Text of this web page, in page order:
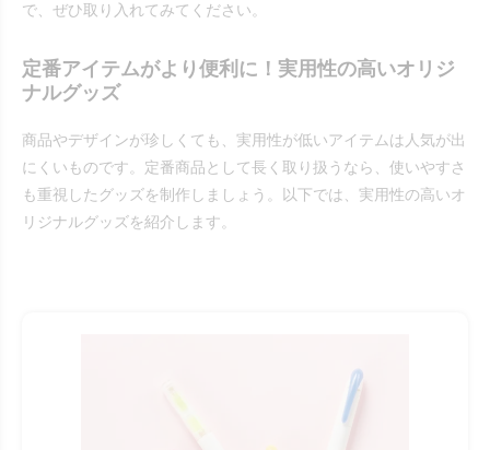
で、ぜひ取り入れてみてください。
定番アイテムがより便利に！実用性の高いオリジ
ナルグッズ
商品やデザインが珍しくても、実用性が低いアイテムは人気が出
にくいものです。定番商品として長く取り扱うなら、使いやすさ
も重視したグッズを制作しましょう。以下では、実用性の高いオ
リジナルグッズを紹介します。